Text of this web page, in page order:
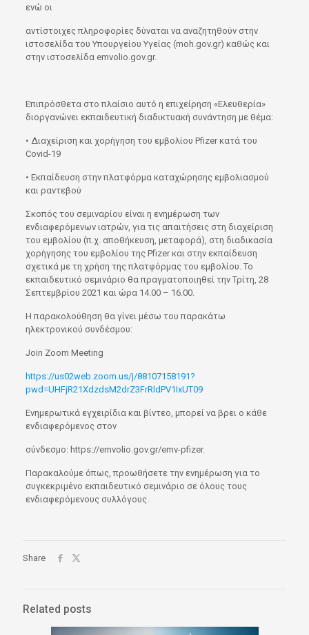
ενώ οι
αντίστοιχες πληροφορίες δύναται να αναζητηθούν στην
ιστοσελίδα του Υπουργείου Υγείας (moh.gov.gr) καθώς και
στην ιστοσελίδα emvolio.gov.gr.
Επιπρόσθετα στο πλαίσιο αυτό η επιχείρηση «Ελευθερία»
διοργανώνει εκπαιδευτική διαδικτυακή συνάντηση με θέμα:
• Διαχείριση και χορήγηση του εμβολίου Pfizer κατά του
Covid-19
• Εκπαίδευση στην πλατφόρμα καταχώρησης εμβολιασμού
και ραντεβού
Σκοπός του σεμιναρίου είναι η ενημέρωση των
ενδιαφερόμενων ιατρών, για τις απαιτήσεις στη διαχείριση
του εμβολίου (π.χ. αποθήκευση, μεταφορά), στη διαδικασία
χορήγησης του εμβολίου της Pfizer και στην εκπαίδευση
σχετικά με τη χρήση της πλατφόρμας του εμβολίου. Το
εκπαιδευτικό σεμινάριο θα πραγματοποιηθεί την Τρίτη, 28
Σεπτεμβρίου 2021 και ώρα 14.00 – 16.00.
Η παρακολούθηση θα γίνει μέσω του παρακάτω
ηλεκτρονικού συνδέσμου:
Join Zoom Meeting
https://us02web.zoom.us/j/88107158191?
pwd=UHFjR21XdzdsM2drZ3FrRldPV1IxUT09
Ενημερωτικά εγχειρίδια και βίντεο, μπορεί να βρει ο κάθε
ενδιαφερόμενος στον
σύνδεσμο: https://emvolio.gov.gr/emv-pfizer.
Παρακαλούμε όπως, προωθήσετε την ενημέρωση για το
συγκεκριμένο εκπαιδευτικό σεμινάριο σε όλους τους
ενδιαφερόμενους συλλόγους.
Share
Related posts